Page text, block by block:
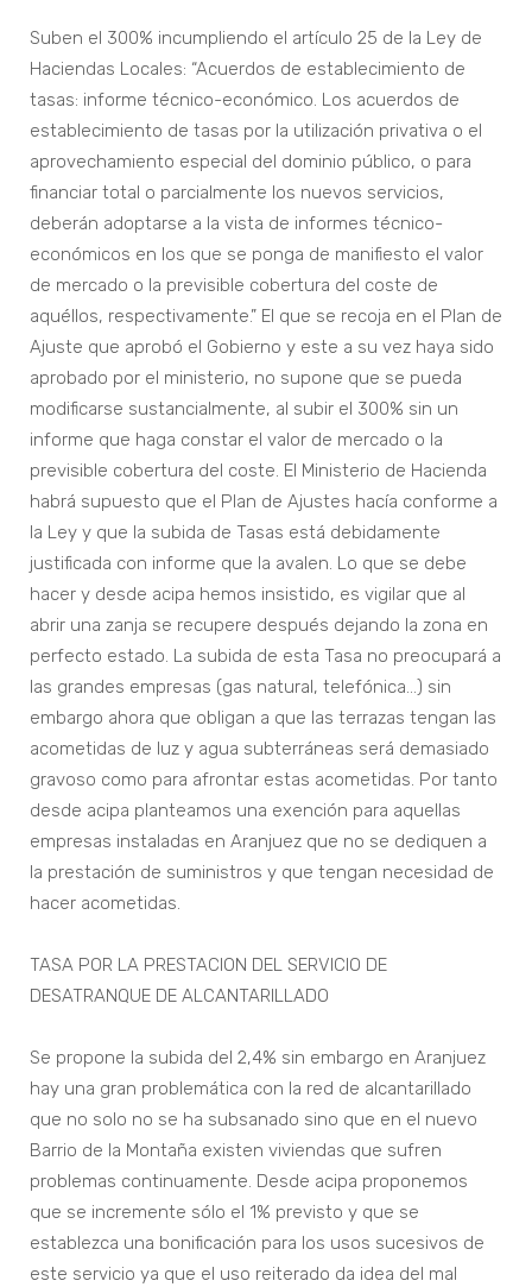
Suben el 300% incumpliendo el artículo 25 de la Ley de
Haciendas Locales: “Acuerdos de establecimiento de
tasas: informe técnico-económico. Los acuerdos de
establecimiento de tasas por la utilización privativa o el
aprovechamiento especial del dominio público, o para
financiar total o parcialmente los nuevos servicios,
deberán adoptarse a la vista de informes técnico-
económicos en los que se ponga de manifiesto el valor
de mercado o la previsible cobertura del coste de
aquéllos, respectivamente.” El que se recoja en el Plan de
Ajuste que aprobó el Gobierno y este a su vez haya sido
aprobado por el ministerio, no supone que se pueda
modificarse sustancialmente, al subir el 300% sin un
informe que haga constar el valor de mercado o la
previsible cobertura del coste. El Ministerio de Hacienda
habrá supuesto que el Plan de Ajustes hacía conforme a
la Ley y que la subida de Tasas está debidamente
justificada con informe que la avalen. Lo que se debe
hacer y desde acipa hemos insistido, es vigilar que al
abrir una zanja se recupere después dejando la zona en
perfecto estado. La subida de esta Tasa no preocupará a
las grandes empresas (gas natural, telefónica…) sin
embargo ahora que obligan a que las terrazas tengan las
acometidas de luz y agua subterráneas será demasiado
gravoso como para afrontar estas acometidas. Por tanto
desde acipa planteamos una exención para aquellas
empresas instaladas en Aranjuez que no se dediquen a
la prestación de suministros y que tengan necesidad de
hacer acometidas.
TASA POR LA PRESTACION DEL SERVICIO DE
DESATRANQUE DE ALCANTARILLADO
Se propone la subida del 2,4% sin embargo en Aranjuez
hay una gran problemática con la red de alcantarillado
que no solo no se ha subsanado sino que en el nuevo
Barrio de la Montaña existen viviendas que sufren
problemas continuamente. Desde acipa proponemos
que se incremente sólo el 1% previsto y que se
establezca una bonificación para los usos sucesivos de
este servicio ya que el uso reiterado da idea del mal